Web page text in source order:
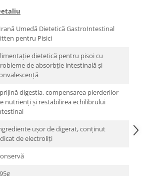
Umedă Dietetică GastroIntestinal
pentru Pisici
dietetică pentru pisoi cu
de absorbție intestinală și
digestia, compensarea pierderilor
nutrienți și restabilirea echilibrului
ușor de digerat, conținut
de electroliți